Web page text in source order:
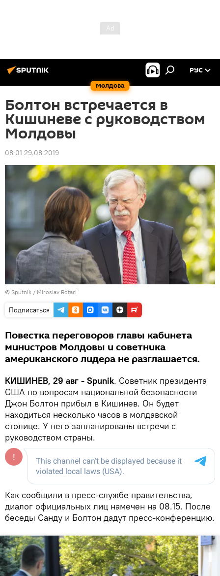
Молдова
РУС
Болтон встречается в
Кишиневе с руководством
Молдовы
08:01 29.08.2019
© Sputnik / Miroslav Rotari
Подписаться
Повестка переговоров главы кабинета
министров Молдовы и советника
американского лидера не разглашается.
КИШИНЕВ, 29 авг - Spunik. Советник президента
США по вопросам национальной безопасности
Джон Болтон прибыл в Кишинев. Он будет
находиться несколько часов в молдавской
столице. У него запланированы встречи с
руководством страны.
Как сообщили в пресс-службе правительства,
диалог официальных лиц намечен на 08.15. После
беседы Санду и Болтон дадут пресс-конференцию.